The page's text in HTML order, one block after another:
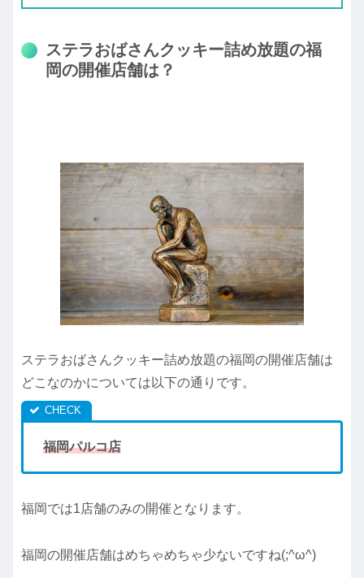
ステラおばさんクッキー詰め放題の福
岡の開催店舗は？
ステラおばさんクッキー詰め放題の福岡の開催店舗は
どこなのかについては以下の通りです。
福岡パルコ店
福岡では1店舗のみの開催となります。
福岡の開催店舗はめちゃめちゃ少ないですね(;^ω^)